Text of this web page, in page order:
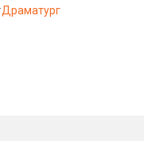
Драматург